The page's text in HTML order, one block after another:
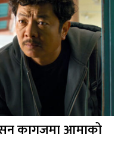
कागजमा आमाको